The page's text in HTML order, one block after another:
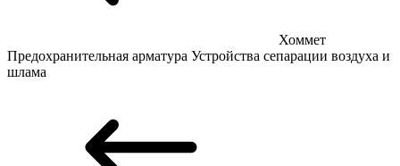
Хоммет
Предохранительная арматура Устройства сепарации воздуха и
шлама